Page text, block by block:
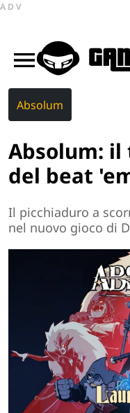
ADV
Absolum
Absolum:
del beat
Il picchiaduro a
nel nuovo gioco di